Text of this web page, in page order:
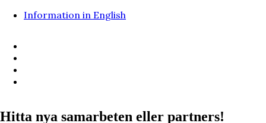
Information in English
Hitta nya samarbeten eller partners!